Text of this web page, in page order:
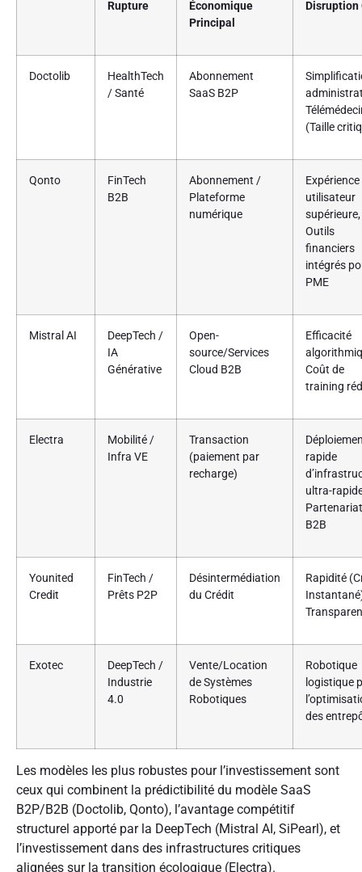
Rupture
Économique
Principal
Disruption
Doctolib
HealthTech
/ Santé
Abonnement
SaaS B2P
(Taille
Qonto
FinTech
B2B
Abonnement /
Plateforme
numérique
Expérience
utilisateur
supérieure,
Outils
financiers
intégrés
PME
Mistral AI
DeepTech /
IA
Générative
Open-
source/Services
Cloud B2B
Efficacité
Coût de
training
Electra
Mobilité /
Infra VE
Transaction
(paiement par
recharge)
rapide
ultra-
B2B
Younited
Credit
FinTech /
Prêts P2P
Désintermédiation
du Crédit
Rapidité
Exotec
DeepTech /
Industrie
4.0
Vente/Location
de Systèmes
Robotiques
Robotique
logistique
des
Les modèles les plus robustes pour l’investissement sont
ceux qui combinent la prédictibilité du modèle SaaS
B2P/B2B (Doctolib, Qonto), l’avantage compétitif
structurel apporté par la DeepTech (Mistral AI, SiPearl), et
l’investissement dans des infrastructures critiques
alignées sur la transition écologique (Electra).